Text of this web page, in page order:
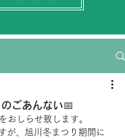
ごあんない📅
おしらせ致します。
が、旭川冬まつり期間に